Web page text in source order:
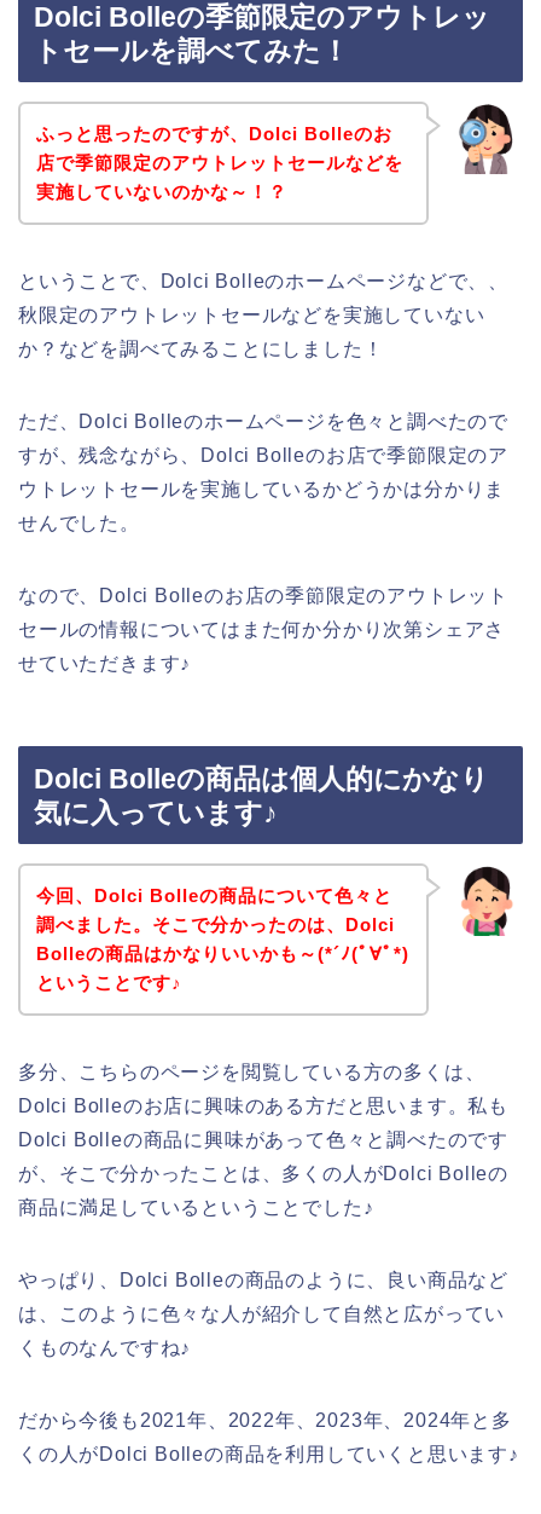
Dolci Bolleの季節限定のアウトレッ
トセールを調べてみた！
ふっと思ったのですが、Dolci Bolleのお
店で季節限定のアウトレットセールなどを
実施していないのかな～！？
ということで、Dolci Bolleのホームページなどで、、
秋限定のアウトレットセールなどを実施していない
か？などを調べてみることにしました！
ただ、Dolci Bolleのホームページを色々と調べたので
すが、残念ながら、Dolci Bolleのお店で季節限定のア
ウトレットセールを実施しているかどうかは分かりま
せんでした。
なので、Dolci Bolleのお店の季節限定のアウトレット
セールの情報についてはまた何か分かり次第シェアさ
せていただきます♪
Dolci Bolleの商品は個人的にかなり
気に入っています♪
今回、Dolci Bolleの商品について色々と
調べました。そこで分かったのは、Dolci
Bolleの商品はかなりいいかも～(*´ﾉ(ﾟ∀ﾟ*)
ということです♪
多分、こちらのページを閲覧している方の多くは、
Dolci Bolleのお店に興味のある方だと思います。私も
Dolci Bolleの商品に興味があって色々と調べたのです
が、そこで分かったことは、多くの人がDolci Bolleの
商品に満足しているということでした♪
やっぱり、Dolci Bolleの商品のように、良い商品など
は、このように色々な人が紹介して自然と広がってい
くものなんですね♪
だから今後も2021年、2022年、2023年、2024年と多
くの人がDolci Bolleの商品を利用していくと思います♪